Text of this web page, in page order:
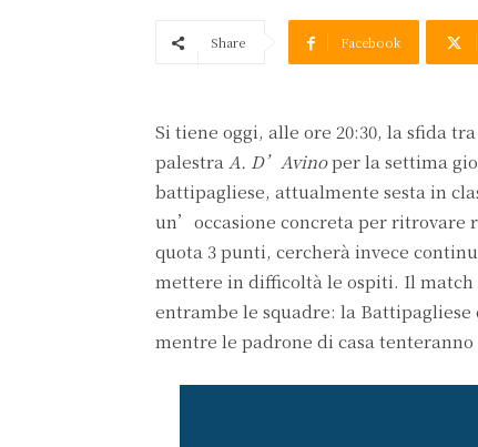
Share Facebook
Si tiene oggi, alle ore 20:30, la sfida
palestra A. D’Avinoper la settima
battipagliese, attualmente sesta in
un’occasione concreta per ritrovare
quota 3 punti, cercherà invece
mettere in difficoltà le ospiti. Il
entrambe le squadre: la
mentre le padrone di casa